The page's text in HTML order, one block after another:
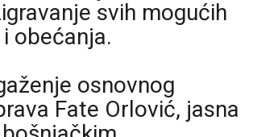
svih mogućih
obećanja.
osnovnog
Fate Orlović, jasna